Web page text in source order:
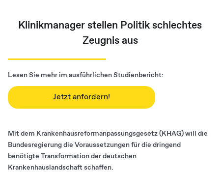
Klinikmanager stellen Politik schlechtes
Zeugnis aus
Lesen Sie mehr im ausführlichen Studienbericht:
Jetzt anfordern!
Mit dem Krankenhausreformanpassungsgesetz (KHAG) will die
Bundesregierung die Voraussetzungen für die dringend
benötigte Transformation der deutschen
Krankenhauslandschaft schaffen.